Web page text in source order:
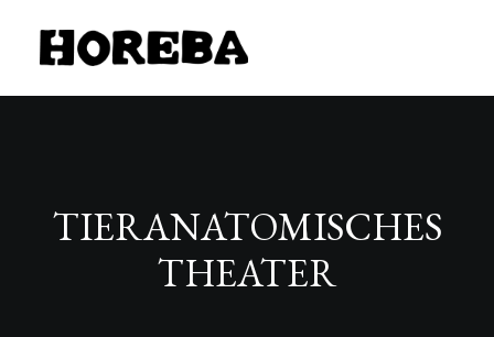
TIERANATOMISCHES
THEATER